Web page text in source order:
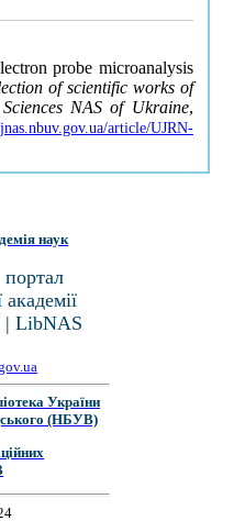
probe microanalysis
of scientific works of
NAS of Ukraine,
article/UJRN-
наук
портал
| LibNAS
України
(НБУВ)